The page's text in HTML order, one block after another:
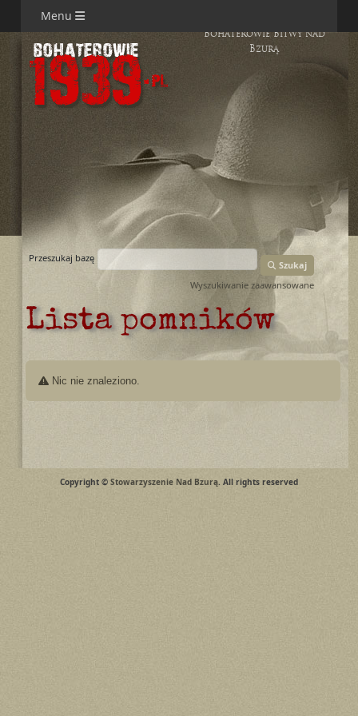
Menu
Bohaterowie Bitwy nad
Bzurą
Przeszukaj bazę
Szukaj
Wyszukiwanie zaawansowane
Lista pomników
Nic nie znaleziono.
Copyright © Stowarzyszenie Nad Bzurą. All rights reserved